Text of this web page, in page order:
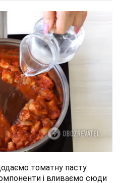
томатну пасту.
і вливаємо сюди